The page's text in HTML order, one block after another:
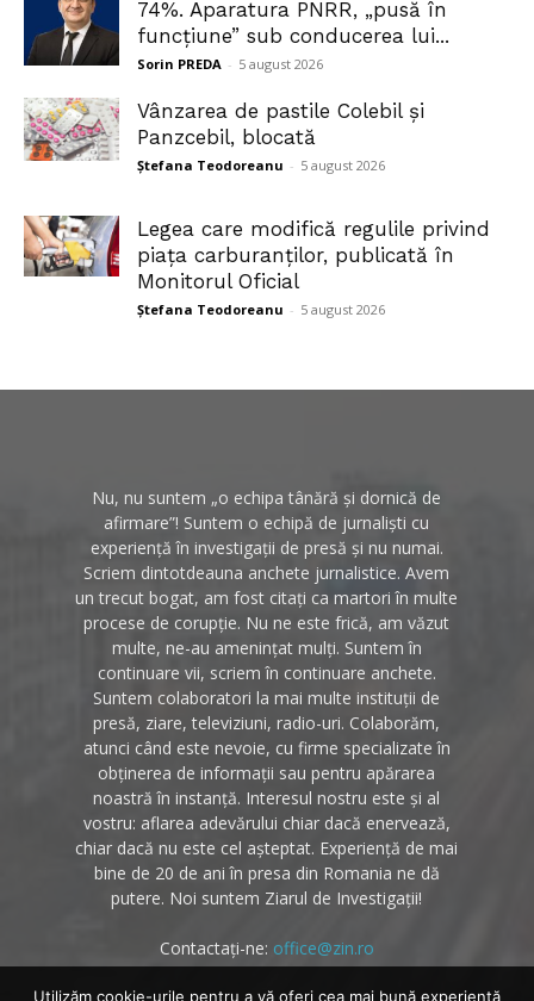
74%. Aparatura PNRR, „pusă în
funcțiune” sub conducerea lui...
Sorin PREDA - 5 august 2026
Vânzarea de pastile Colebil și
Panzcebil, blocată
Ștefana Teodoreanu - 5 august 2026
Legea care modifică regulile privind
piața carburanților, publicată în
Monitorul Oficial
Ștefana Teodoreanu - 5 august 2026
Nu, nu suntem „o echipa tânără și dornică de
afirmare”! Suntem o echipă de jurnaliști cu
experiență în investigații de presă și nu numai.
Scriem dintotdeauna anchete jurnalistice. Avem
un trecut bogat, am fost citați ca martori în multe
procese de corupție. Nu ne este frică, am văzut
multe, ne-au amenințat mulți. Suntem în
continuare vii, scriem în continuare anchete.
Suntem colaboratori la mai multe instituții de
presă, ziare, televiziuni, radio-uri. Colaborăm,
atunci când este nevoie, cu firme specializate în
obținerea de informații sau pentru apărarea
noastră în instanță. Interesul nostru este și al
vostru: aflarea adevărului chiar dacă enervează,
chiar dacă nu este cel așteptat. Experiență de mai
bine de 20 de ani în presa din Romania ne dă
putere. Noi suntem Ziarul de Investigații!
Contactați-ne: office@zin.ro
Utilizăm cookie-urile pentru a vă oferi cea mai bună experiență